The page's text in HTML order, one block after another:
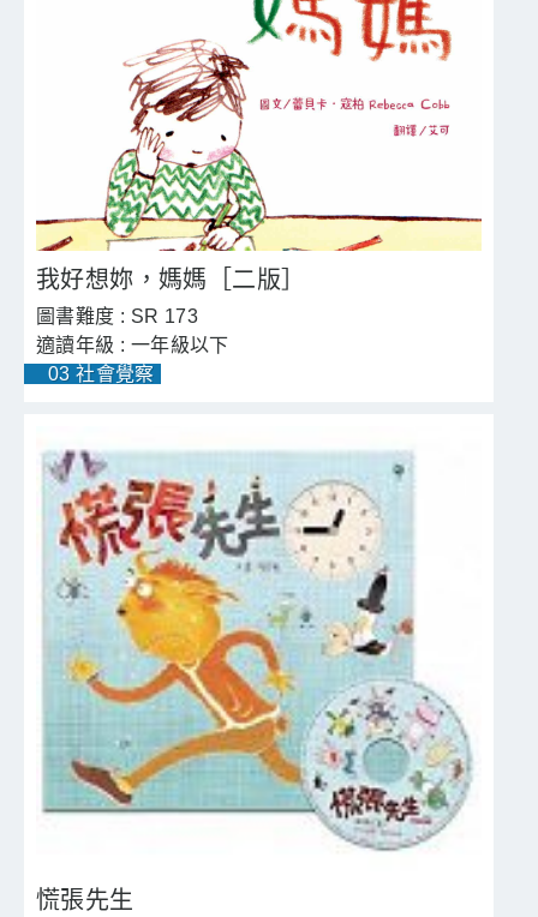
我好想妳，媽媽［二版］
SR 173
一年級以下
03 社會覺察
慌張先生